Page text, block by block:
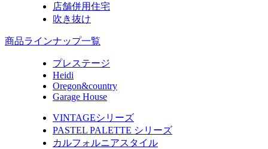
店舗併用住宅
吹き抜け
商品ラインナップ一覧
プレステージ
Heidi
Oregon&country
Garage House
VINTAGEシリーズ
PASTEL PALETTE シリーズ
カルフォルニアスタイル